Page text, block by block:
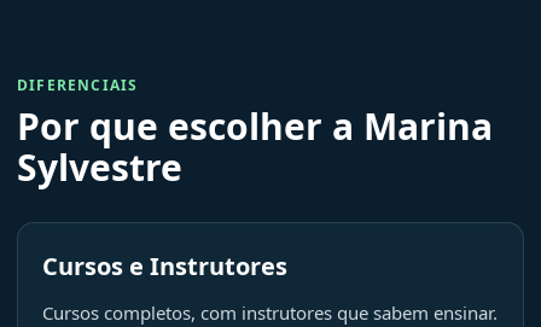
DIFERENCIAIS
Por que escolher a Marina
Sylvestre
Cursos e Instrutores
Cursos completos, com instrutores que sabem ensinar.